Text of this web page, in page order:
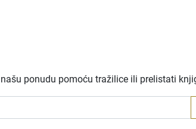
ponudu pomoću tražilice ili prelistati